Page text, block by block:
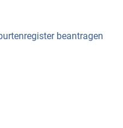
beantragen